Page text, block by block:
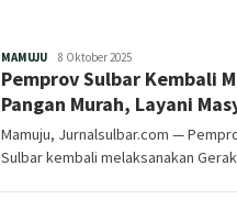
MAMUJURedaksi
8 Oktober 2025
Pemprov Sulbar Kembali
Pangan Murah, Layani
Mamuju, Jurnalsulbar.com —
Sulbar kembali melaksanakan